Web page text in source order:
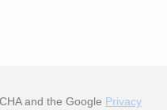
and the Google Privacy